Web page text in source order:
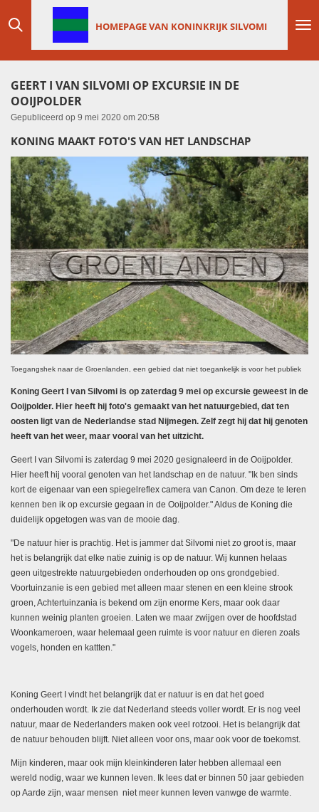
direct
de
HOMEPAGE VAN KONINKRIJK SILVOMI
GEERT I VAN SILVOMI OP EXCURSIE IN DE
OOIJPOLDER
Gepubliceerd op 9 mei 2020 om 20:58
KONING MAAKT FOTO'S VAN HET LANDSCHAP
Toegangshek naar de Groenlanden, een gebied dat niet toegankelijk is voor het publiek
Koning Geert I van Silvomi is op zaterdag 9 mei op excursie geweest in de
Ooijpolder. Hier heeft hij foto's gemaakt van het natuurgebied, dat ten
oosten ligt van de Nederlandse stad Nijmegen. Zelf zegt hij dat hij genoten
heeft van het weer, maar vooral van het uitzicht.
Geert I van Silvomi is zaterdag 9 mei 2020 gesignaleerd in de Ooijpolder.
Hier heeft hij vooral genoten van het landschap en de natuur. "Ik ben sinds
kort de eigenaar van een spiegelreflex camera van Canon. Om deze te leren
kennen ben ik op excursie gegaan in de Ooijpolder." Aldus de Koning die
duidelijk opgetogen was van de mooie dag.
"De natuur hier is prachtig. Het is jammer dat Silvomi niet zo groot is, maar
het is belangrijk dat elke natie zuinig is op de natuur. Wij kunnen helaas
geen uitgestrekte natuurgebieden onderhouden op ons grondgebied.
Voortuinzanie is een gebied met alleen maar stenen en een kleine strook
groen, Achtertuinzania is bekend om zijn enorme Kers, maar ook daar
kunnen weinig planten groeien. Laten we maar zwijgen over de hoofdstad
Woonkameroen, waar helemaal geen ruimte is voor natuur en dieren zoals
vogels, honden en kattten."
Koning Geert I vindt het belangrijk dat er natuur is en dat het goed
onderhouden wordt. Ik zie dat Nederland steeds voller wordt. Er is nog veel
natuur, maar de Nederlanders maken ook veel rotzooi. Het is belangrijk dat
de natuur behouden blijft. Niet alleen voor ons, maar ook voor de toekomst.
Mijn kinderen, maar ook mijn kleinkinderen later hebben allemaal een
wereld nodig, waar we kunnen leven. Ik lees dat er binnen 50 jaar gebieden
op Aarde zijn, waar mensen niet meer kunnen leven vanwge de warmte.